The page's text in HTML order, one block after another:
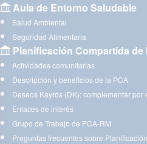
Aula de Entorno Saludable
Salud Ambiental
Seguridad Alimentaria
Planificación Compartida de
Actividades comunitarias
Descripción y beneficios de la PCA
Deseos Kayrós (DK): complementar
Enlaces de interés
Grupo de Trabajo de PCA-RM
Preguntas frecuentes sobre